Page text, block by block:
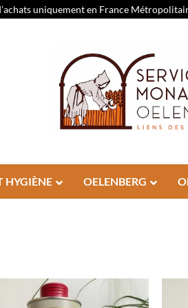
uniquement en France
HYGIÈNE OELENBERG